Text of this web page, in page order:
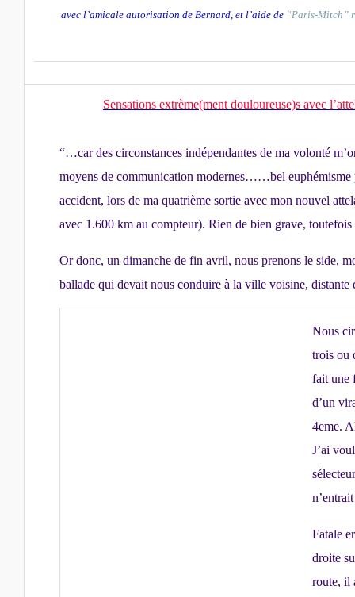
avec l’amicale autorisation de Bernard, et l’aide de “Paris-Mitch”
Sensations extrème(ment douloureuse)s avec
“…car des circonstances indépendantes de ma volonté
moyens de communication modernes……bel euphémisme
accident, lors de ma quatrième sortie avec mon nouvel
avec 1.600 km au compteur). Rien de bien grave, toutefois
Or donc, un dimanche de fin avril, nous prenons le side,
ballade qui devait nous conduire à la ville voisine, distante
Nous
trois ou
fait une
d’un
4eme.
J’ai
Fatale
droite
route, il